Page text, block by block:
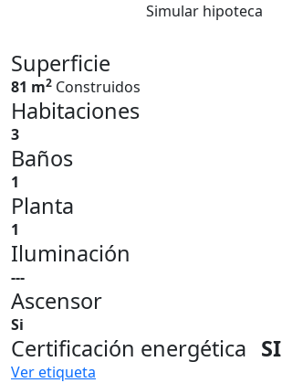
Simular hipoteca
Superficie
81 m2 Construidos
Habitaciones
3
Baños
1
Planta
1
Iluminación
---
Ascensor
Si
Certificación energética SI
Ver etiqueta